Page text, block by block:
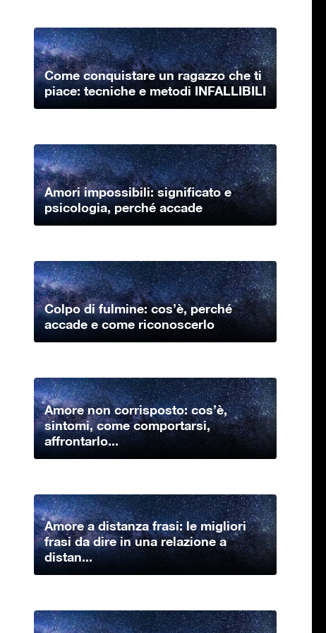
Come conquistare un ragazzo che ti
piace: tecniche e metodi INFALLIBILI
Amori impossibili: significato e
psicologia, perché accade
Colpo di fulmine: cos’è, perché
accade e come riconoscerlo
Amore non corrisposto: cos’è,
sintomi, come comportarsi,
affrontarlo...
Amore a distanza frasi: le migliori
frasi da dire in una relazione a
distan...